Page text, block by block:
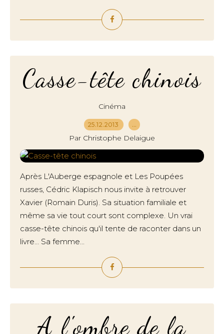
Casse-tête chinois
Cinéma
25.12.2013 …
Par Christophe Delaigue
Après L'Auberge espagnole et Les Poupées
russes, Cédric Klapisch nous invite à retrouver
Xavier (Romain Duris). Sa situation familiale et
même sa vie tout court sont complexe. Un vrai
casse-tête chinois qu'il tente de raconter dans un
livre... Sa femme...
A l'ombre de la